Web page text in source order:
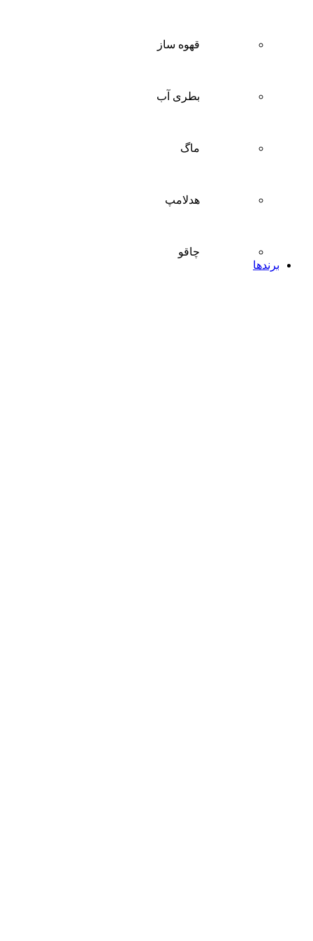
قهوه ساز
بطری آب
ماگ
هدلامپ
چاقو
برندها